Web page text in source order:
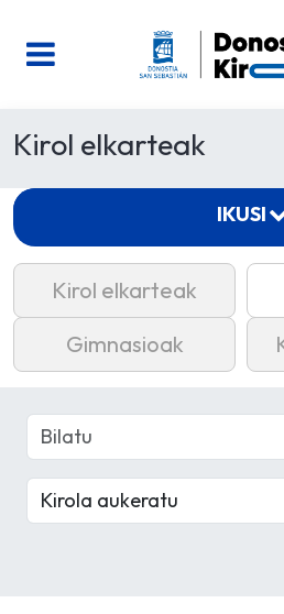
Kirol elkarteak
Kirol elkarteak
Gimnasioak
IKUSI